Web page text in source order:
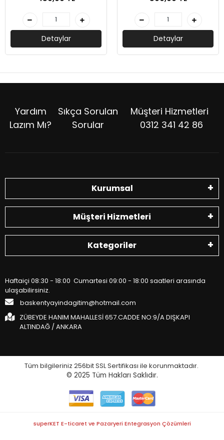
Detaylar Detaylar
Yardım
Lazım Mı?
Sıkça Sorulan
Sorular
Müşteri Hizmetleri
0312 341 42 86
Kurumsal
Müşteri Hizmetleri
Kategoriler
Haftaiçi 08:30 - 18:00 Cumartesi 09:00 - 18:00 saatleri arasında
ulaşabilirsiniz.
baskentyayindagitim@hotmail.com
ZÜBEYDE HANIM MAHALLESİ 657.CADDE NO:9/A DIŞKAPI
ALTINDAĞ / ANKARA
Tüm bilgileriniz 256bit SSL Sertifikası ile korunmaktadır.
© 2025 Tüm Hakları Saklıdır.
superKET E-ticaret ve Pazaryeri Entegrasyon Çözümleri